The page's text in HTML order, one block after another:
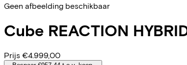
Geen afbeelding beschikbaar
Cube REACTION
Prijs €4.999,00